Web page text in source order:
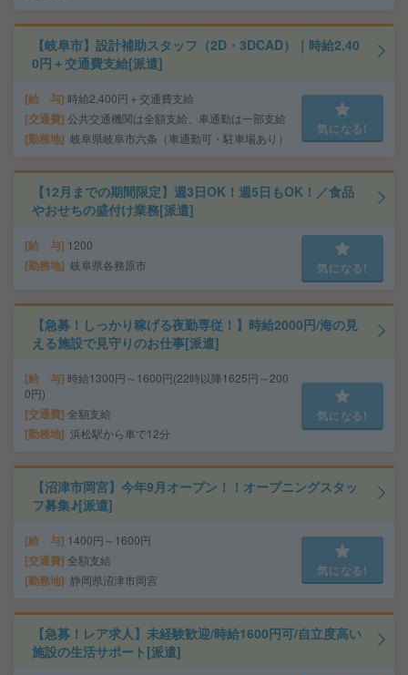
【岐阜市】設計補助スタッフ（2D・3DCAD）｜時給2,40
0円＋交通費支給[派遣]
給 与 時給2,400円＋交通費支給
交通費 公共交通機関は全額支給、車通勤は一部支給
勤務地 岐阜県岐阜市六条（車通勤可・駐車場あり）
気になる!
【12月までの期間限定】週3日OK！週5日もOK！／食品
やおせちの盛付け業務[派遣]
給 与 1200
勤務地 岐阜県各務原市 気になる!
【急募！しっかり稼げる夜勤専従！】時給2000円/海の見
える施設で見守りのお仕事[派遣]
給 与 時給1300円～1600円(22時以降1625円～200
0円)
交通費 全額支給
勤務地 浜松駅から車で12分
気になる!
【沼津市岡宮】今年9月オープン！！オープニングスタッ
フ募集♪[派遣]
給 与 1400円～1600円
交通費 全額支給
勤務地 静岡県沼津市岡宮
気になる!
【急募！レア求人】未経験歓迎/時給1600円可/自立度高い
施設の生活サポート[派遣]